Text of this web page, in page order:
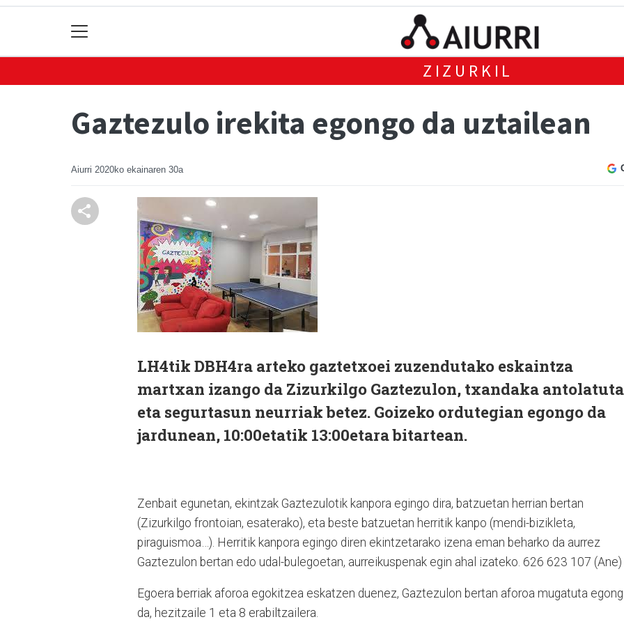
ZIZURKIL
Gaztezulo irekita egongo da uztailean
Aiurri 2020ko ekainaren 30a
LH4tik DBH4ra arteko gaztetxoei zuzendutako eskaintza
martxan izango da Zizurkilgo Gaztezulon, txandaka antolatuta
eta segurtasun neurriak betez. Goizeko ordutegian egongo da
jardunean, 10:00etatik 13:00etara bitartean.
Zenbait egunetan, ekintzak Gaztezulotik kanpora egingo dira, batzuetan herrian bertan
(Zizurkilgo frontoian, esaterako), eta beste batzuetan herritik kanpo (mendi-bizikleta,
piraguismoa…). Herritik kanpora egingo diren ekintzetarako izena eman beharko da aurrez
Gaztezulon bertan edo udal-bulegoetan, aurreikuspenak egin ahal izateko. 626 623 107 (Ane)
Egoera berriak aforoa egokitzea eskatzen duenez, Gaztezulon bertan aforoa mugatuta
da, hezitzaile 1 eta 8 erabiltzailera.